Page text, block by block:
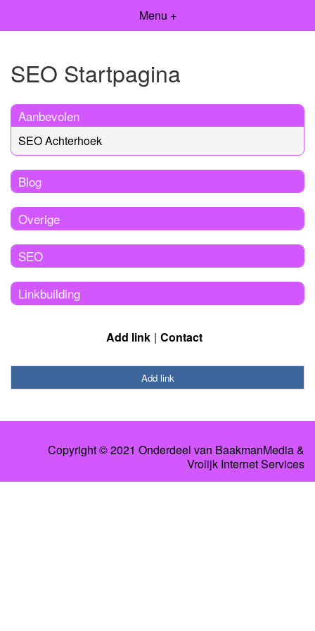
Menu +
SEO Startpagina
Aanbevolen
SEO Achterhoek
Blog
Overige
SEO
Linkbuilding
Add link Contact
Add link
Copyright © 2021 Onderdeel van BaakmanMedia&
Vrolijk Internet Services